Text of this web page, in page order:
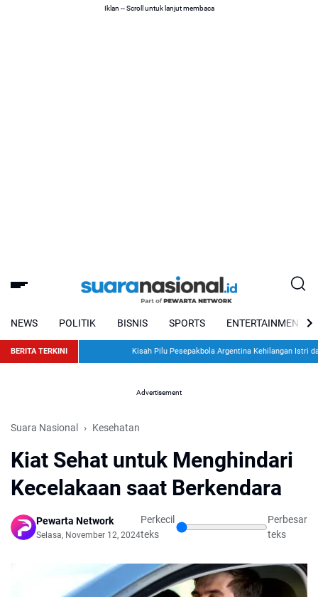
Iklan -- Scroll untuk lanjut membaca
NEWS POLITIK BISNIS SPORTS ENTERTAINMENT
BERITA TERKINI Kisah Pilu Pesepakbola Argentina Kehilangan Istri dan
Advertisement
Suara Nasional Kesehatan
Kiat Sehat untuk Menghindari
Kecelakaan saat Berkendara
Pewarta Network
Selasa, November 12, 2024
Perkecil
teks
Perbesar
teks